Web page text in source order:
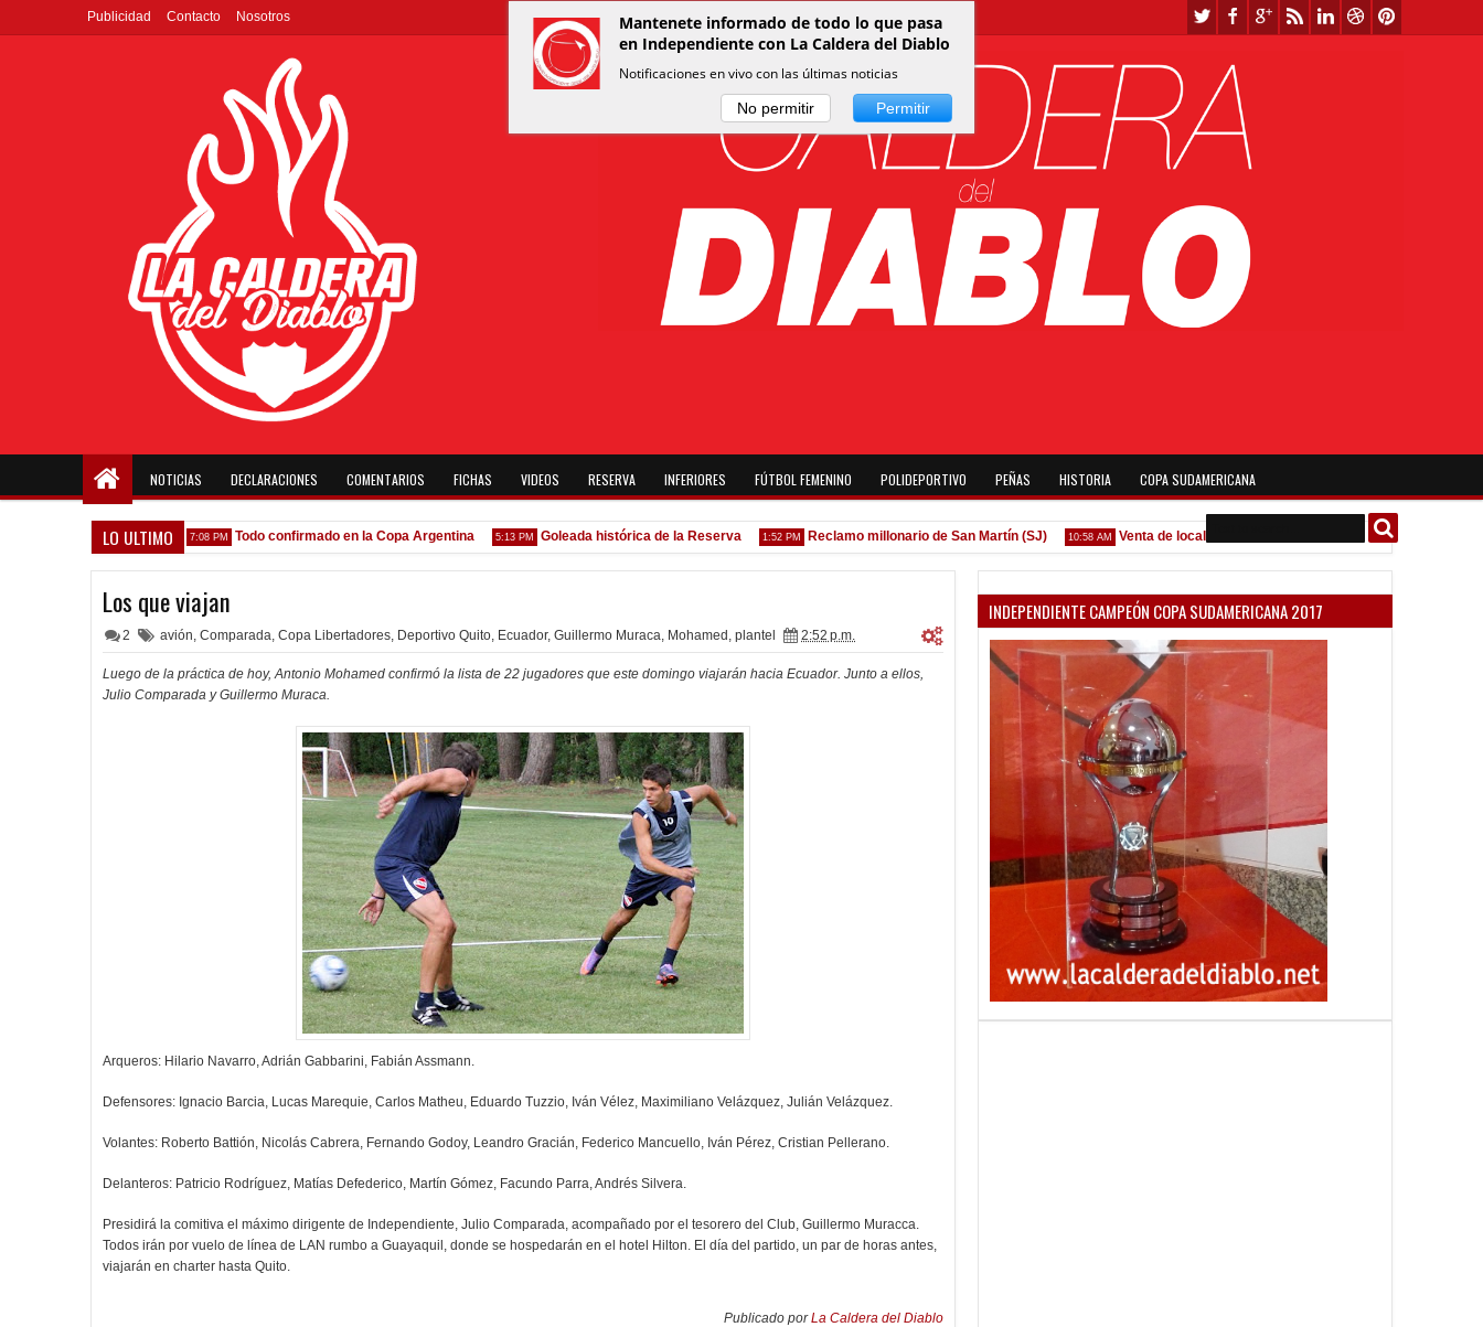
Publicidad Contacto Nosotros
NOTICIAS DECLARACIONES COMENTARIOS FICHAS VIDEOS RESERVA INFERIORES FÚTBOL FEMENINO POLIDEPORTIVO PEÑAS HISTORIA COPA SUDAMERICANA
LO ULTIMO
venga gente nueva" 7:08 PM Todo confirmado en la Copa Argentina 5:13 PM Goleada histórica de la Reserva 1:52 PM Reclamo millonario de San Martín (SJ) 10:58 AM Venta de localidades ante Platense Godoy
Los que viajan
2 avión, Comparada, Copa Libertadores, Deportivo Quito, Ecuador, Guillermo Muraca, Mohamed , plantel 2:52 p.m.
Luego de la práctica de hoy, Antonio Mohamed confirmó la lista de 22 jugadores que este domingo viajarán hacia Ecuador. Junto a ellos,
Julio Comparada y Guillermo Muraca.
Arqueros: Hilario Navarro, Adrián Gabbarini, Fabián Assmann.
Defensores: Ignacio Barcia, Lucas Marequie, Carlos Matheu, Eduardo Tuzzio, Iván Vélez, Maximiliano Velázquez, Julián Velázquez.
Volantes: Roberto Battión, Nicolás Cabrera, Fernando Godoy, Leandro Gracián, Federico Mancuello, Iván Pérez, Cristian Pellerano.
Delanteros: Patricio Rodríguez, Matías Defederico, Martín Gómez, Facundo Parra, Andrés Silvera.
Presidirá la comitiva el máximo dirigente de Independiente, Julio Comparada, acompañado por el tesorero del Club, Guillermo Muracca.
Todos irán por vuelo de línea de LAN rumbo a Guayaquil, donde se hospedarán en el hotel Hilton. El día del partido, un par de horas antes,
viajarán en charter hasta Quito.
Publicado porLa Caldera del Diablo
INDEPENDIENTE CAMPEÓN COPA SUDAMERICANA 2017
Mantenete informado de todo lo que pasa
en Independiente con La Caldera del Diablo
Notificaciones en vivo con las últimas noticias
No permitir Permitir